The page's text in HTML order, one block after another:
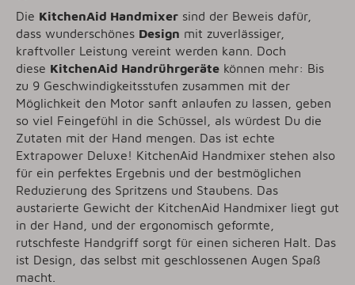
Die KitchenAid Handmixer sind der Beweis dafür,
dass wunderschönes Design mit zuverlässiger,
kraftvoller Leistung vereint werden kann. Doch
diese KitchenAid Handrührgeräte können mehr: Bis
zu 9 Geschwindigkeitsstufen zusammen mit der
Möglichkeit den Motor sanft anlaufen zu lassen, geben
so viel Feingefühl in die Schüssel, als würdest Du die
Zutaten mit der Hand mengen. Das ist echte
Extrapower Deluxe! KitchenAid Handmixer stehen also
für ein perfektes Ergebnis und der bestmöglichen
Reduzierung des Spritzens und Staubens. Das
austarierte Gewicht der KitchenAid Handmixer liegt gut
in der Hand, und der ergonomisch geformte,
rutschfeste Handgriff sorgt für einen sicheren Halt. Das
ist Design, das selbst mit geschlossenen Augen Spaß
macht.